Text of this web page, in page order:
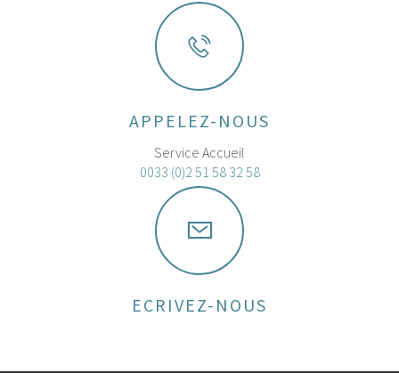
APPELEZ-NOUS
Service Accueil
0033 (0)2 51 58 32 58
ECRIVEZ-NOUS